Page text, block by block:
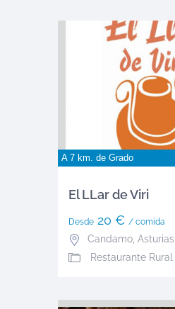
A 7 km. de Grado
El LLar de Viri
Desde20 € / comida
Candamo, Asturias
Restaurante Rural